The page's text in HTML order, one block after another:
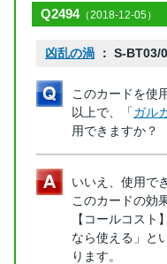
Q2494（2018-12-05）
凶乱の渦 ： S-BT03/
このカードを使
以上で、「ガル
用できますか？
いいえ、使用で
このカードの効
【コールコスト
なら使える」と
ります。